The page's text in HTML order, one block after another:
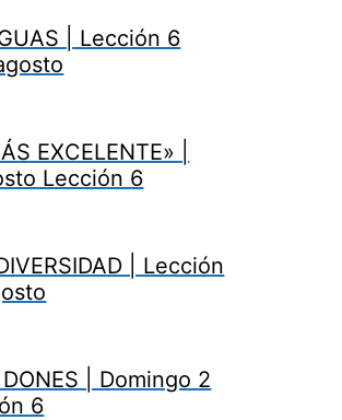
| Lección 6
EXCELENTE» |
Lección 6
| Lección
DONES | Domingo 2
6